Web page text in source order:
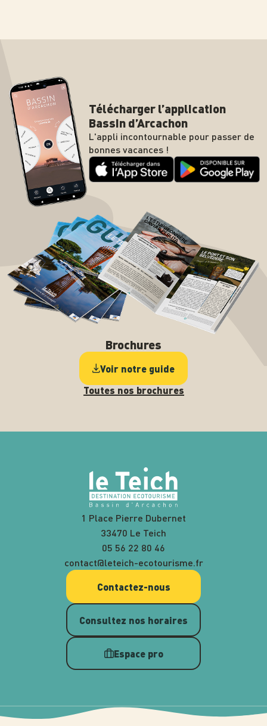
Télécharger l’application
Bassin d’Arcachon
L'appli incontournable pour passer de
bonnes vacances !
Brochures
Voir notre guide
Toutes nos brochures
1 Place Pierre Dubernet
33470 Le Teich
05 56 22 80 46
contact@leteich-ecotourisme.fr
Contactez-nous
Consultez nos horaires
Espace pro